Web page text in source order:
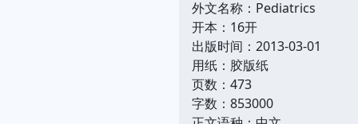
外文名称：Pediatrics
开本：16开
出版时间：2013-03-01
用纸：胶版纸
页数：473
字数：853000